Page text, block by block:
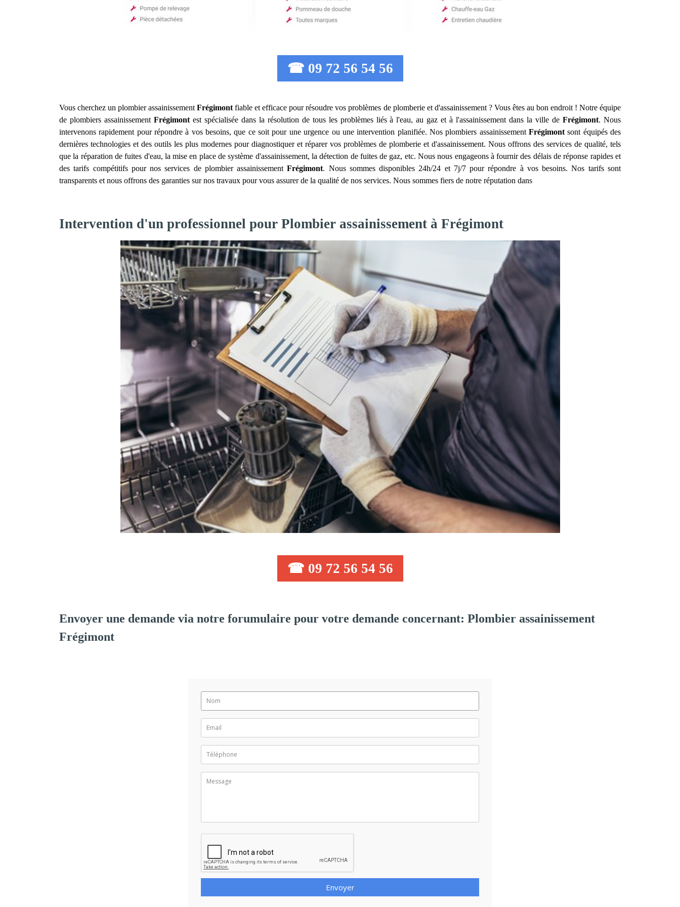
☎ 09 72 56 54 56
Vous cherchez un plombier assainissementFrégimont fiable et efficace pour résoudre vos problèmes de plomberie et d'assainissement ? Vous êtes au bon endroit ! Notre équipe
de plombiers assainissement Frégimontest spécialisée dans la résolution de tous les problèmes liés à l'eau, au gaz et à l'assainissement dans la ville de Frégimont. Nous
intervenons rapidement pour répondre à vos besoins, que ce soit pour une urgence ou une intervention planifiée. Nos plombiers assainissement Frégimontsont équipés des
dernières technologies et des outils les plus modernes pour diagnostiquer et réparer vos problèmes de plomberie et d'assainissement. Nous offrons des services de qualité, tels
que la réparation de fuites d'eau, la mise en place de système d'assainissement, la détection de fuites de gaz, etc. Nous nous engageons à fournir des délais de réponse rapides et
des tarifs compétitifs pour nos services de plombier assainissementFrégimont. Nous sommes disponibles 24h/24 et 7j/7 pour répondre à vos besoins. Nos tarifs sont
transparents et nous offrons des garanties sur nos travaux pour vous assurer de la qualité de nos services. Nous sommes fiers de notre réputation dans
Intervention d'un professionnel pour Plombier assainissement à Frégimont
☎ 09 72 56 54 56
Envoyer une demande via notre forumulaire pour votre demande concernant: Plombier assainissement
Frégimont
Envoyer